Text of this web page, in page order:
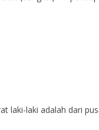
laki-laki adalah dari